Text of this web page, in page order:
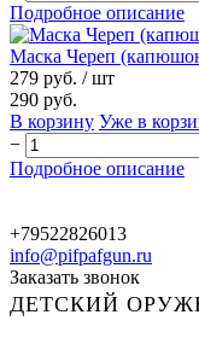
Подробное описание
Маска Череп
279 руб. / шт
290 руб.
В корзину Уже в
−
Подробное описание
+79522826013
info@pifpafgun.ru
Заказать звонок
ДЕТСКИЙ